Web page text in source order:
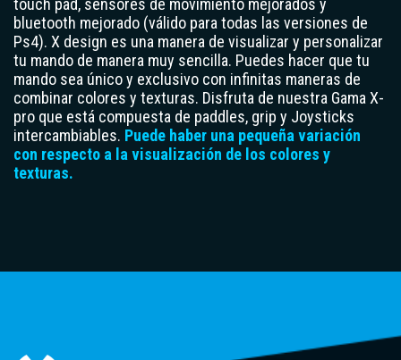
touch pad, sensores de movimiento mejorados y
bluetooth mejorado (válido para todas las versiones de
Ps4). X design es una manera de visualizar y personalizar
tu mando de manera muy sencilla. Puedes hacer que tu
mando sea único y exclusivo con infinitas maneras de
combinar colores y texturas. Disfruta de nuestra Gama X-
pro que está compuesta de paddles, grip y Joysticks
intercambiables. Puede haber una pequeña variación
con respecto a la visualización de los colores y
texturas.